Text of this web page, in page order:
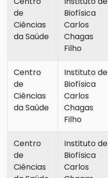
de
Ciências
da Saúde
Biofísica
Carlos
Chagas
Filho
Centro
de
Ciências
da Saúde
Instituto de
Biofísica
Carlos
Chagas
Filho
Centro
de
Ciências
Instituto de
Biofísica
Carlos